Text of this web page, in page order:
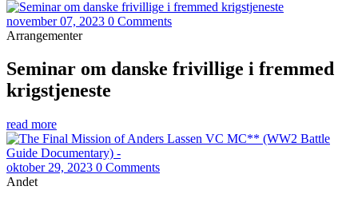
november 07, 2023 0 Comments
Arrangementer
Seminar om danske frivillige i fremmed
krigstjeneste
read more
oktober 29, 2023 0 Comments
Andet